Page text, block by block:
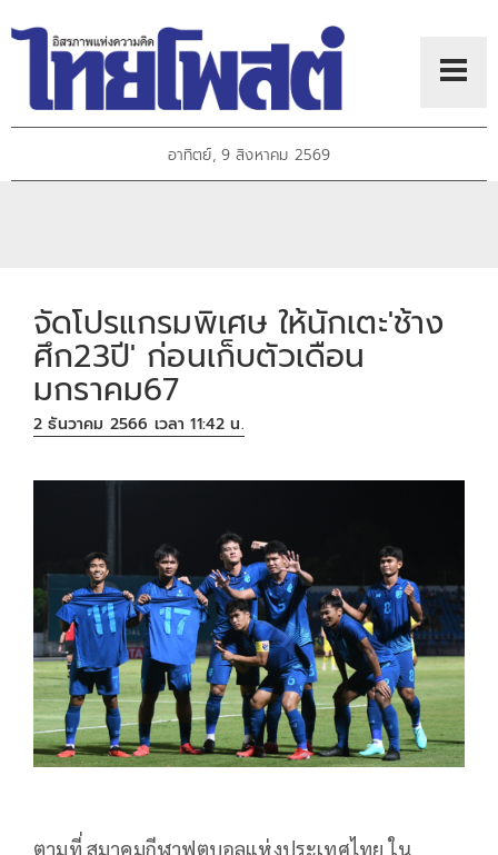
อาทิตย์, 9 สิงหาคม 2569
จัดโปรแกรมพิเศษ ให้นักเตะ'ช้าง
ศึก23ปี' ก่อนเก็บตัวเดือน
มกราคม67
2 ธันวาคม 2566 เวลา 11:42 น.
ตามที่ สมาคมกีฬาฟุตบอลแห่งประเทศไทย ใน